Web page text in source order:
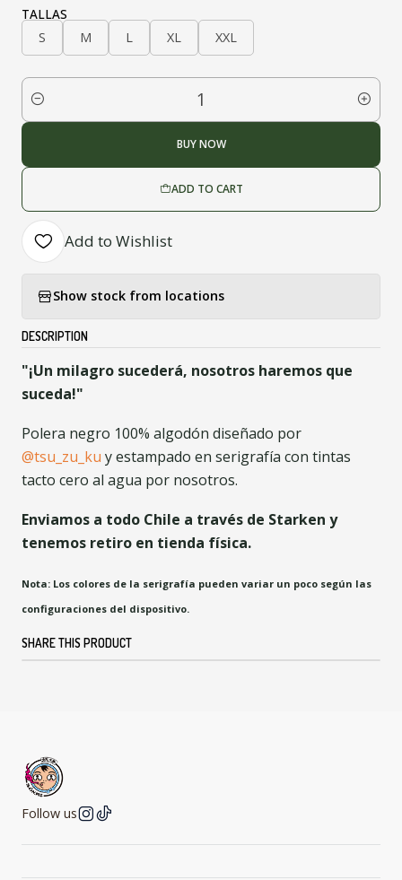
TALLAS
S
M L XL XXL
Quantity
ADD TO CART
BUY NOW
Add to Wishlist
Show stock from locations
DESCRIPTION
"¡Un milagro sucederá, nosotros haremos que
suceda!"
Polera negro 100% algodón diseñado por
@tsu_zu_ku y estampado en serigrafía con tintas
tacto cero al agua por nosotros.
Enviamos a todo Chile a través de Starken y
tenemos retiro en tienda física.
Nota: Los colores de la serigrafía pueden variar un poco según las
configuraciones del dispositivo.
SHARE THIS PRODUCT
Follow us